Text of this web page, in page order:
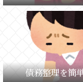
債務整理を簡